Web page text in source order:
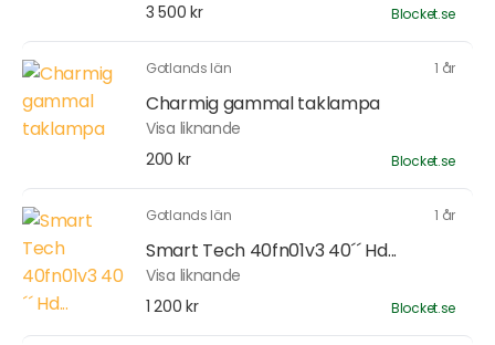
3 500 kr
Blocket.se
Gotlands län 1 år
Charmig gammal taklampa
Visa liknande
200 kr
Blocket.se
Gotlands län 1 år
Smart Tech 40fn01v3 40´´ Hd...
Visa liknande
1 200 kr
Blocket.se